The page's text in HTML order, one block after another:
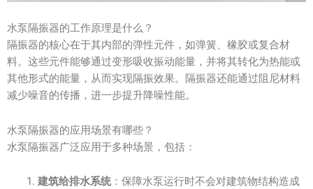
水泵隔振器的工作原理是什么？
隔振器的核心在于其内部的弹性元件，如弹簧、橡胶或复合材
料。这些元件能够通过变形吸收振动能量，并将其转化为热能或
其他形式的能量，从而实现隔振效果。隔振器还能通过阻尼材料
减少噪音的传播，进一步提升降噪性能。
水泵隔振器的应用场景有哪些？
水泵隔振器广泛应用于多种场景，包括：
建筑给排水系统：保障水泵运行时不会对建筑物结构造成